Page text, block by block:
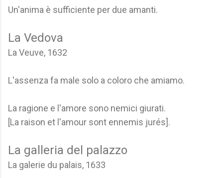
Un'anima è sufficiente per due amanti.
La Vedova
La Veuve, 1632
L'assenza fa male solo a coloro che amiamo.
La ragione e l'amore sono nemici giurati.
[La raison et l'amour sont ennemis jurés].
La galleria del palazzo
La galerie du palais, 1633